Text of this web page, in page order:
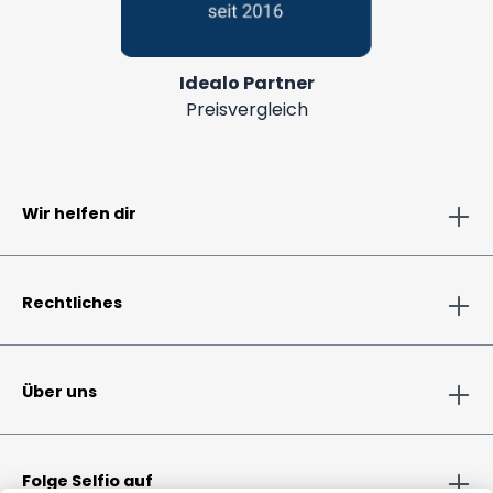
Idealo Partner
Preisvergleich
Wir helfen dir
Rechtliches
Über uns
Folge Selfio auf